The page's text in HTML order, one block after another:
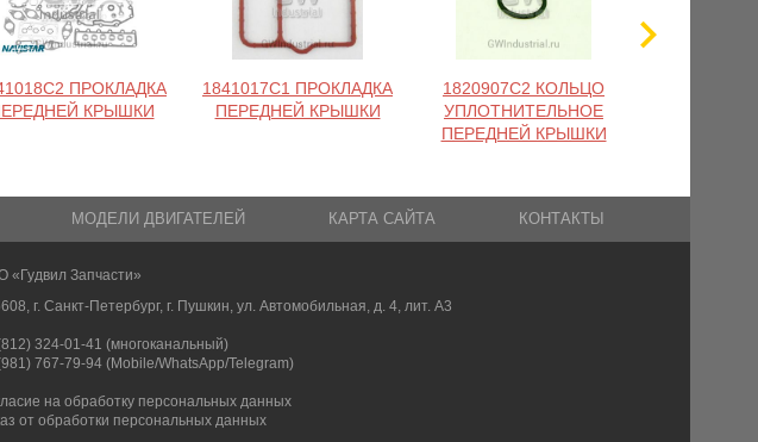
ПРОКЛАДКА
КРЫШКИ
1841017C1 ПРОКЛАДКА
ПЕРЕДНЕЙ КРЫШКИ
1820907C2 КОЛЬЦО
УПЛОТНИТЕЛЬНОЕ
ПЕРЕДНЕЙ КРЫШКИ
МОДЕЛИ ДВИГАТЕЛЕЙ КАРТА САЙТА КОНТАКТЫ
«Гудвил Запчасти»
г. Санкт-Петербург, г. Пушкин, ул. Автомобильная, д. 4, лит. А3
324-01-41 (многоканальный)
767-79-94 (Mobile/WhatsApp/Telegram)
на обработку персональных данных
от обработки персональных данных